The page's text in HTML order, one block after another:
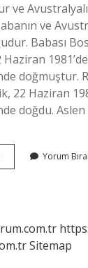
ve
ve
Babası
doğmuştur.
22 Haziran
doğdu. Aslen
Yeni
Yorum
Sitemap